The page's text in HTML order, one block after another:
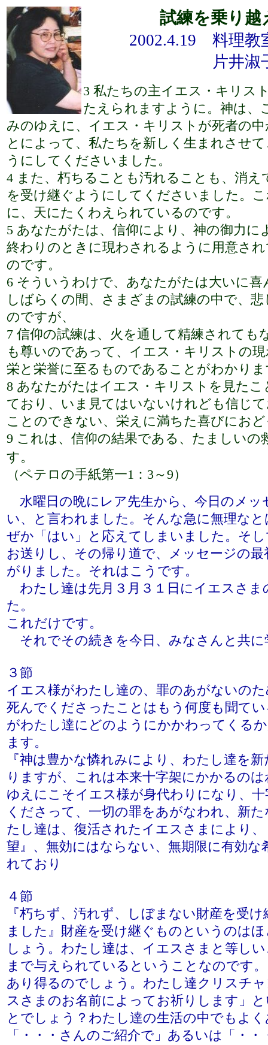
試練を乗り越
2002.4.19 料理教
片井淑
3 私たちの主イエス・キリス
たえられますように。神は、
みのゆえに、イエス・キリストが死者の
とによって、私たちを新しく生まれさせ
うにしてくださいました。
4 また、朽ちることも汚れることも、消え
を受け継ぐようにしてくださいました。
に、天にたくわえられているのです。
5 あなたがたは、信仰により、神の御力に
終わりのときに現わされるように用意さ
のです。
6 そういうわけで、あなたがたは大いに
しばらくの間、さまざまの試練の中で、
のですが、
7 信仰の試練は、火を通して精練されても
も尊いのであって、イエス・キリストの
栄と栄誉に至るものであることがわかり
8 あなたがたはイエス・キリストを見た
ており、いま見てはいないけれども信じ
ことのできない、栄えに満ちた喜びにお
9 これは、信仰の結果である、たましいの
す。
（ペテロの手紙第一1：3～9）
水曜日の晩にレア先生から、今日のメッ
い、と言われました。そんな急に無理な
ぜか「はい」と応えてしまいました。そ
お送りし、その帰り道で、メッセージの
がりました。それはこうです。
わたし達は先月３月３１日にイエスさま
た。
これだけです。
それでその続きを今日、みなさんと共に
３節
イエス様がわたし達の、罪のあがないの
死んでくださったことはもう何度も聞て
がわたし達にどのようにかかわってくる
ます。
『神は豊かな憐れみにより、わたし達を
りますが、これは本来十字架にかかるの
ゆえにこそイエス様が身代わりになり、
くださって、一切の罪をあがなわれ、新
たし達は、復活されたイエスさまにより
望』、無効にはならない、無期限に有効な
れており
４節
『朽ちず、汚れず、しぼまない財産を受
ました』財産を受け継ぐものというのは
しょう。わたし達は、イエスさまと等し
まで与えられているということなのです
あり得るのでしょう。わたし達クリスチ
スさまのお名前によってお祈りします」
とでしょう？わたし達の生活の中でもよ
「・・・さんのご紹介で」あるいは「・